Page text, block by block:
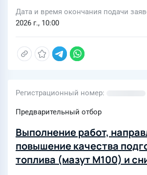
Дата и время окончания подачи
2026 г., 10:00
Регистрационный номер
Предварительный отбор
Выполнение работ,
повышение качества
топлива (мазут М100) и